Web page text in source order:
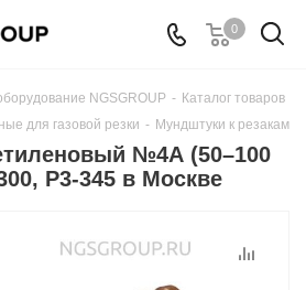
0
NGSGROUP - Каталог товаров
для газовой резки - Мундштуки к резакам
№4А (50–100
Р3-345 в Москве